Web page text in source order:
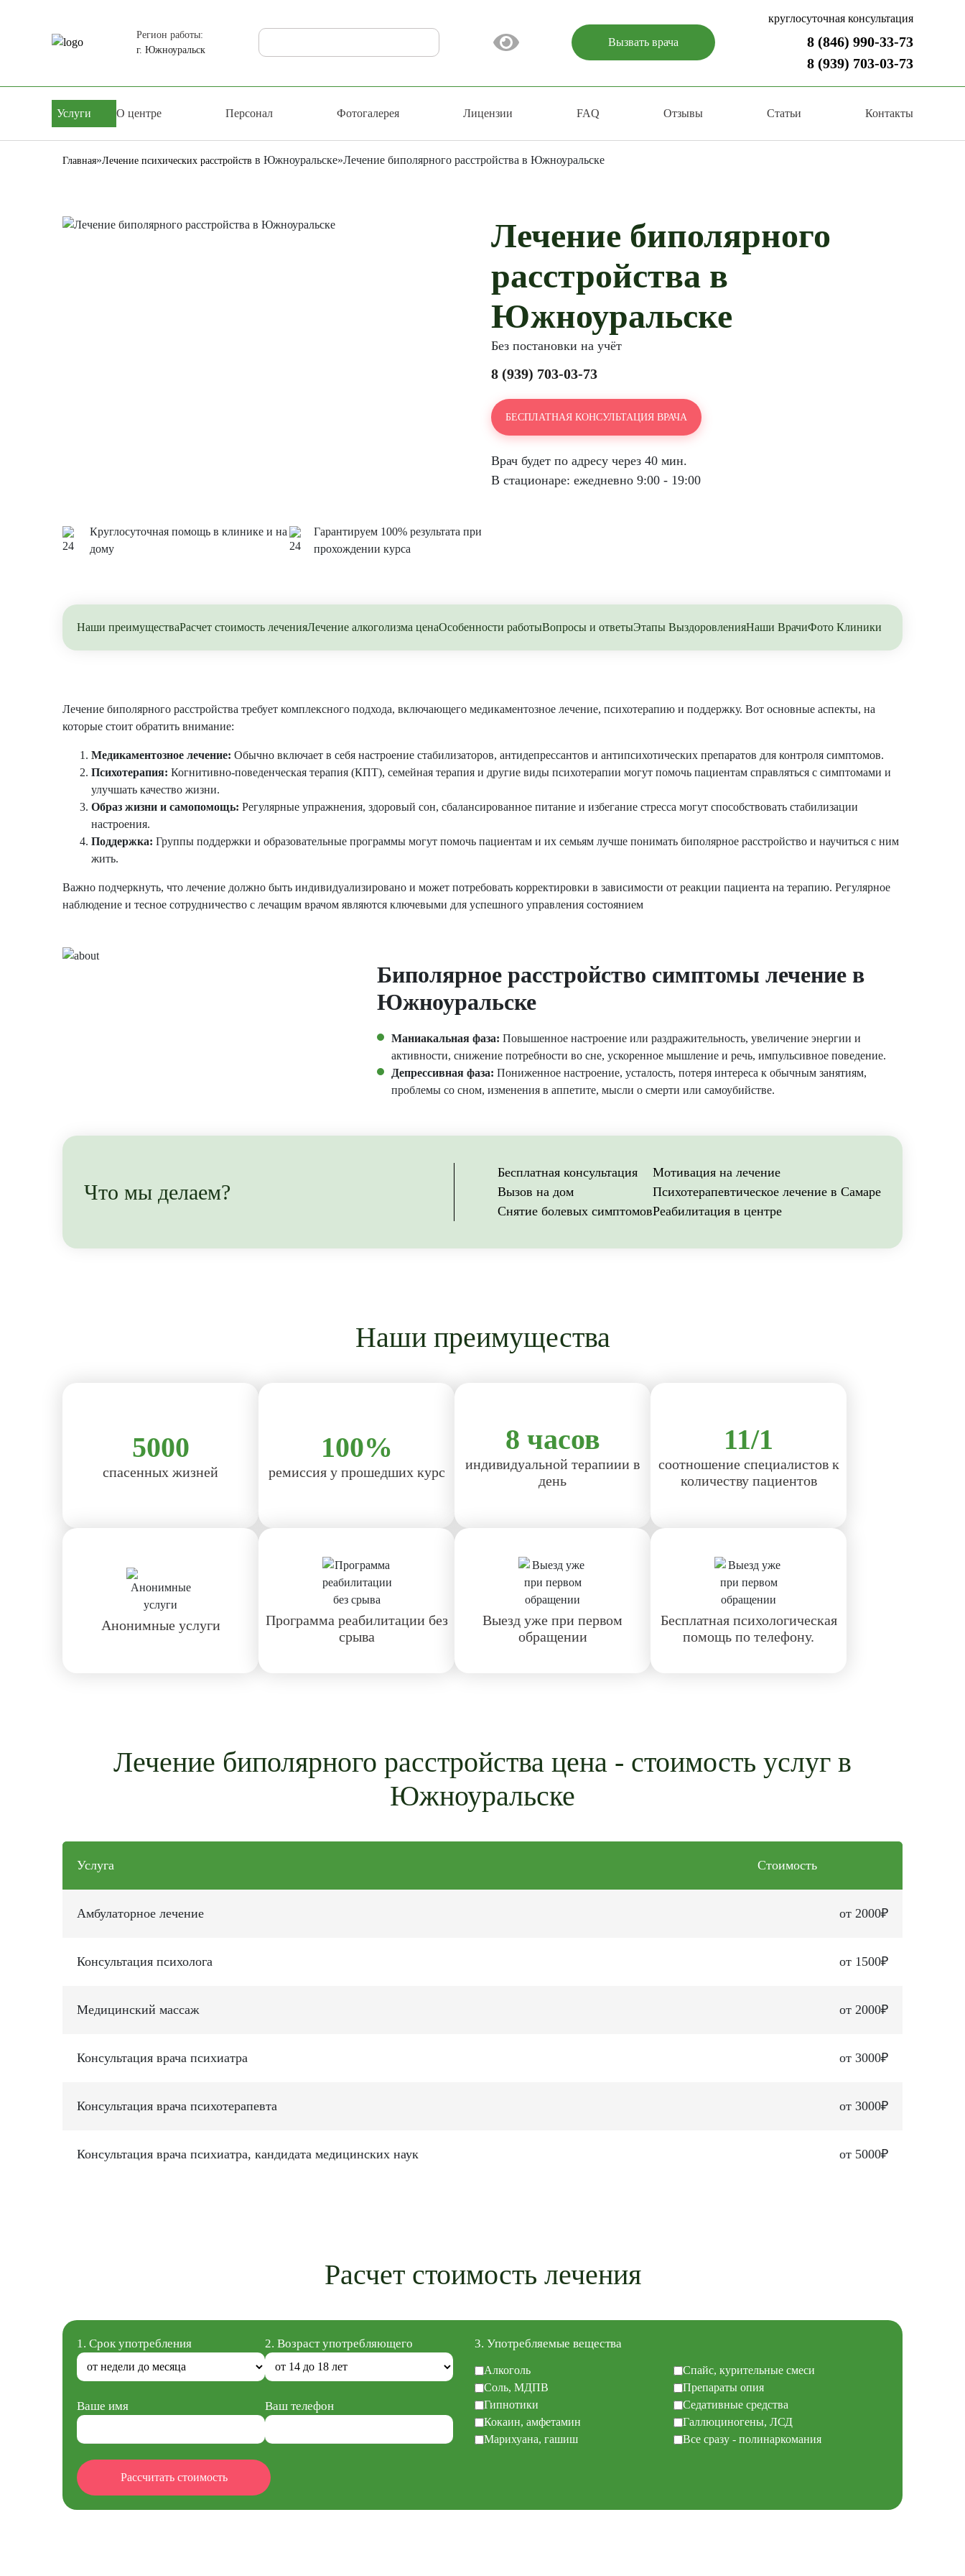
Регион работы:
г. Южноуральск
Вызвать врача
круглосуточная консультация
8 (846) 990-33-73
8 (939) 703-03-73
Услуги О центре Персонал Фотогалерея Лицензии FAQ Отзывы Статьи Контакты
Главная»Лечение психических расстройств в Южноуральске»Лечение биполярного расстройства в Южноуральске
Лечение биполярного
расстройства в
Южноуральске
Без постановки на учёт
8 (939) 703-03-73
БЕСПЛАТНАЯ КОНСУЛЬТАЦИЯ ВРАЧА
Врач будет по адресу через 40 мин.
В стационаре: ежедневно 9:00 - 19:00
Круглосуточная помощь в клинике и на
дому
Гарантируем 100% результата при
прохождении курса
Наши преимуществаРасчет стоимость леченияЛечение алкоголизма ценаОсобенности работыВопросы и ответыЭтапы ВыздоровленияНаши ВрачиФото Клиники
Лечение биполярного расстройства требует комплексного подхода, включающего медикаментозное лечение, психотерапию и поддержку. Вот основные аспекты, на
которые стоит обратить внимание:
Медикаментозное лечение: Обычно включает в себя настроение стабилизаторов, антидепрессантов и антипсихотических препаратов для контроля симптомов.
Психотерапия: Когнитивно-поведенческая терапия (КПТ), семейная терапия и другие виды психотерапии могут помочь пациентам справляться с симптомами и
улучшать качество жизни.
Образ жизни и самопомощь: Регулярные упражнения, здоровый сон, сбалансированное питание и избегание стресса могут способствовать стабилизации
настроения.
Поддержка: Группы поддержки и образовательные программы могут помочь пациентам и их семьям лучше понимать биполярное расстройство и научиться с ним
жить.
Важно подчеркнуть, что лечение должно быть индивидуализировано и может потребовать корректировки в зависимости от реакции пациента на терапию. Регулярное
наблюдение и тесное сотрудничество с лечащим врачом являются ключевыми для успешного управления состоянием
Биполярное расстройство симптомы лечение в
Южноуральске
Маниакальная фаза: Повышенное настроение или раздражительность, увеличение энергии и
активности, снижение потребности во сне, ускоренное мышление и речь, импульсивное поведение.
Депрессивная фаза: Пониженное настроение, усталость, потеря интереса к обычным занятиям,
проблемы со сном, изменения в аппетите, мысли о смерти или самоубийстве.
Что мы делаем?
Бесплатная консультация
Вызов на дом
Снятие болевых симптомов
Мотивация на лечение
Психотерапевтическое лечение в Самаре
Реабилитация в центре
Наши преимущества
5000
спасенных жизней
100%
ремиссия у прошедших курс
8 часов
индивидуальной терапиии в
день
11/1
соотношение специалистов к
количеству пациентов
Анонимные услуги
Программа реабилитации без
срыва
Выезд уже при первом
обращении
Бесплатная психологическая
помощь по телефону.
Лечение биполярного расстройства цена - стоимость услуг в
Южноуральске
Услуга Стоимость
Амбулаторное лечение от 2000₽
Консультация психолога от 1500₽
Медицинский массаж от 2000₽
Консультация врача психиатра от 3000₽
Консультация врача психотерапевта от 3000₽
Консультация врача психиатра, кандидата медицинских наук от 5000₽
Расчет стоимость лечения
1. Срок употребления 2. Возраст употребляющего
Ваше имя Ваш телефон
3. Употребляемые вещества
Алкоголь
Спайс, курительные смеси
Соль, МДПВ
Препараты опия
Гипнотики
Седативные средства
Кокаин, амфетамин
Галлюциногены, ЛСД
Марихуана, гашиш
Все сразу - полинаркомания